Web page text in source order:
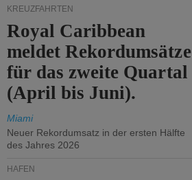
KREUZFAHRTEN
Royal Caribbean
meldet Rekordumsätze
für das zweite Quartal
(April bis Juni).
Miami
Neuer Rekordumsatz in der ersten Hälfte
des Jahres 2026
HÄFEN